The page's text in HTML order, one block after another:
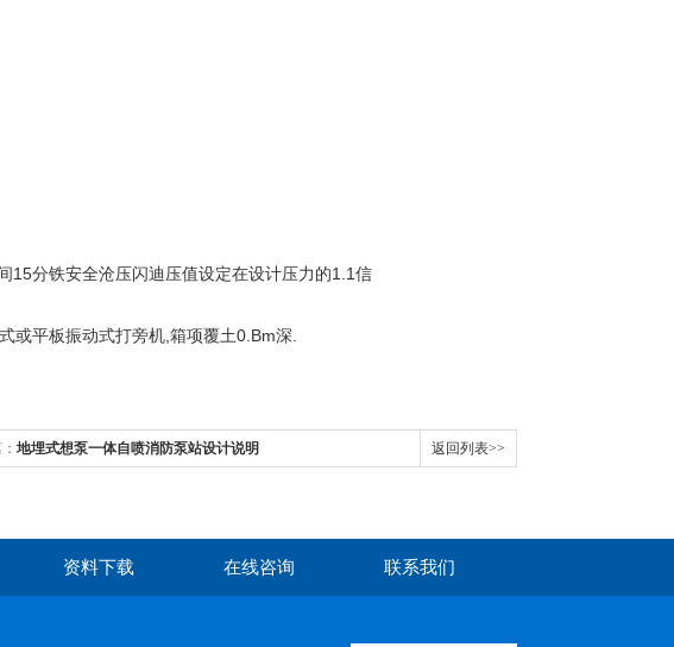
15分铁安全沧压闪迪压值设定在设计压力的1.1信
或平板振动式打旁机,箱项覆土0.Bm深.
地埋式想泵一体自喷消防泵站设计说明 返回列表>>
资料下载 在线咨询 联系我们